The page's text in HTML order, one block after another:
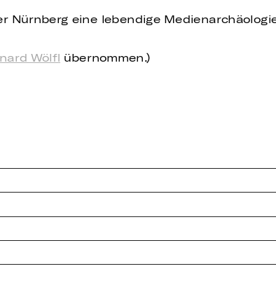
eine lebendige
Wölfl übernommen.)